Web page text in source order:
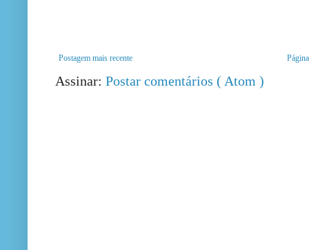
Postagem mais recente
Assinar: Postar comentários ( Atom )